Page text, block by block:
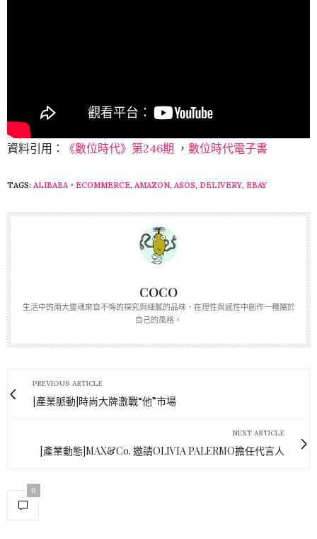
資料引用： 《數位時代》第246期 ， 數位時代電子書
TAGS: ALIBABA，ECOMMERCE, AMAZON, ASOS, DELIVERY, EBAY
COCO
生活中的兩大靈魂來自不悔的探究與細膩的品味，在理性與感性中創作一種屬於
自己的風格。
PREVIOUS ARTICLE
[產業脈動]時尚大牌激戰“他”市場
NEXT ARTICLE
[產業動態]MAX&Co. 邀請OLIVIA PALERMO擔任代言人
0